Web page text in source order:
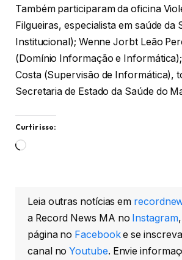
Também participaram da oficina
Filgueiras, especialista em saúde da
Institucional); Wenne Jorbt Leão
(Domínio Informação e
Costa (Supervisão de Informática),
Secretaria de Estado da Saúde do
Curtir isso:
Carregando...
Leia outras notícias em
a Record News MA no Instagram
página no Facebooke se
canal noYoutube. Envie